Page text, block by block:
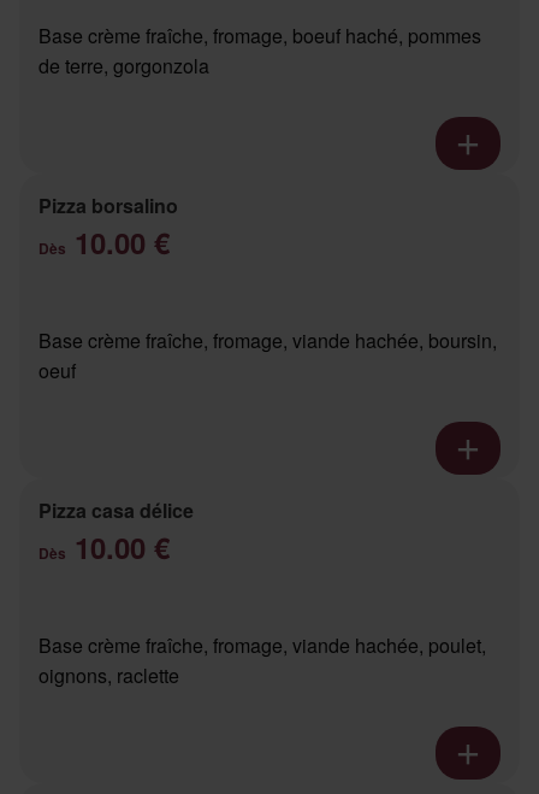
Base crème fraîche, fromage, boeuf haché, pommes
de terre, gorgonzola
Pizza borsalino
Dès 10.00 €
Base crème fraîche, fromage, viande hachée, boursin,
oeuf
Pizza casa délice
Dès 10.00 €
Base crème fraîche, fromage, viande hachée, poulet,
oignons, raclette